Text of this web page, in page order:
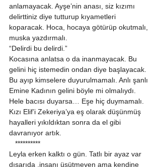
anlamayacak. Ayşe’nin anası, siz kızımı
delirttiniz diye tutturup kıyametleri
koparacak. Hoca, hocaya götürüp okutmalı,
muska yazdırmalı.
“Delirdi bu delirdi.”
Kocasına anlatsa o da inanmayacak. Bu
gelini hiç istemedin ondan diye başlayacak.
Bu ayıp kimselere duyurulmamalı. Anlı şanlı
Emine Kadının gelini böyle mi olmalıydı.
Hele bacısı duyarsa… Eşe hiç duymamalı.
Kızı Elif’i Zekeriya’ya eş olarak düşünmüş
hayalleri yıkıldıktan sonra da el gibi
davranıyor artık.
   **********
Leyla erken kalktı o gün. Tatlı bir ayaz var
dışarıda ,insanı üşütmeyen ama kendine